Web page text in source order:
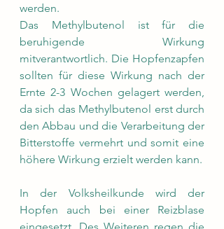
werden.
Das Methylbutenol ist für die
beruhigende Wirkung
mitverantwortlich. Die Hopfenzapfen
sollten für diese Wirkung nach der
Ernte 2-3 Wochen gelagert werden,
da sich das Methylbutenol erst durch
den Abbau und die Verarbeitung der
Bitterstoffe vermehrt und somit eine
In der Volksheilkunde wird der
Hopfen auch bei einer Reizblase